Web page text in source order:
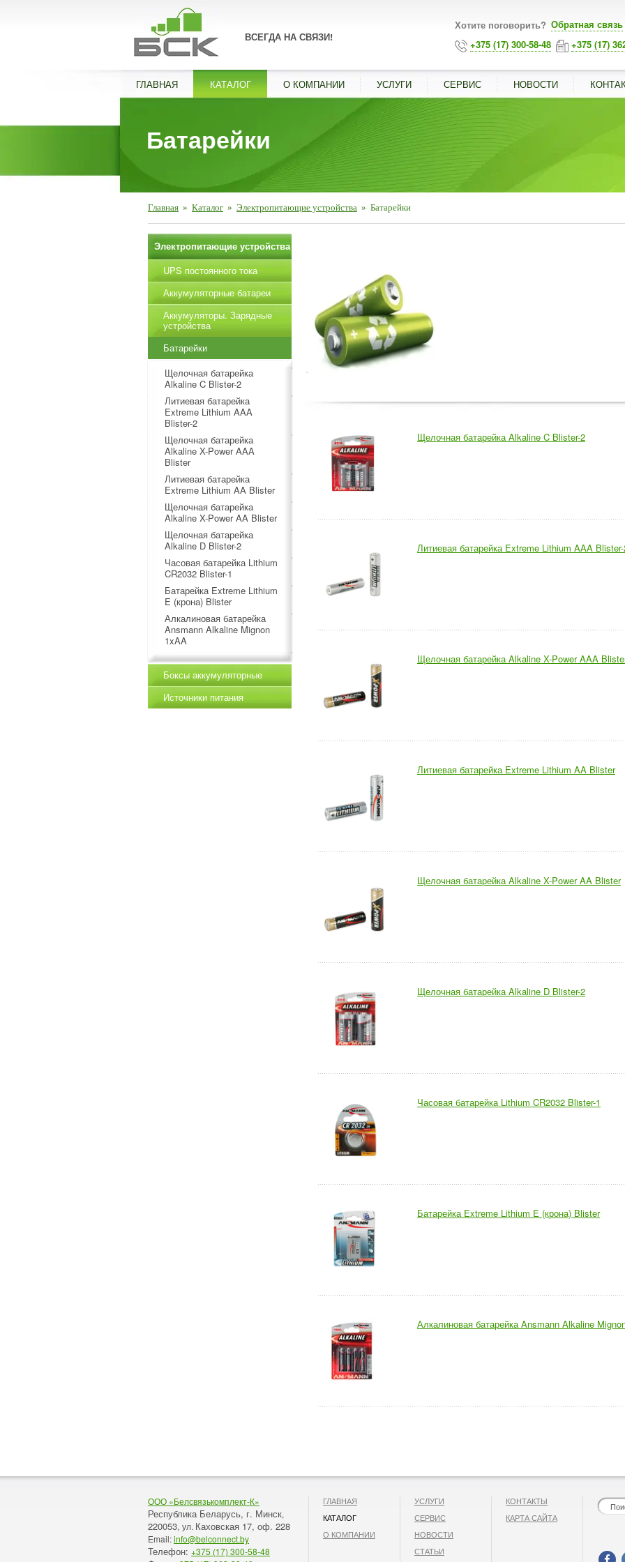
ВСЕГДА НА СВЯЗИ!
Хотите поговорить? Обратная связь
+375 (17) 300-58-48
+375 (17)
ГЛАВНАЯ КАТАЛОГ О КОМПАНИИ УСЛУГИ СЕРВИС НОВОСТИ
Батарейки
Главная » Каталог » Электропитающие устройства » Батарейки
Щелочная батарейка Alkaline C Blister-2
Литиевая батарейка Extreme Lithium AAA
Щелочная батарейка Alkaline X-Power AAA
Литиевая батарейка Extreme Lithium AA Blister
Щелочная батарейка Alkaline X-Power AA Blister
Щелочная батарейка Alkaline D Blister-2
Часовая батарейка Lithium CR2032 Blister-1
Батарейка Extreme Lithium E (крона) Blister
Алкалиновая батарейка Ansmann Alkaline
Электропитающие устройства
UPS постоянного тока
Аккумуляторные батареи
Аккумуляторы. Зарядные
устройства
Батарейки
Щелочная батарейка
Alkaline C Blister-2
Литиевая батарейка
Extreme Lithium AAA
Blister-2
Щелочная батарейка
Alkaline X-Power AAA
Blister
Литиевая батарейка
Extreme Lithium AA Blister
Щелочная батарейка
Alkaline X-Power AA Blister
Щелочная батарейка
Alkaline D Blister-2
Часовая батарейка Lithium
CR2032 Blister-1
Батарейка Extreme Lithium
E (крона) Blister
Алкалиновая батарейка
Ansmann Alkaline Mignon
1xAA
Боксы аккумуляторные
Источники питания
ООО «Белсвязькомплект-К»
Республика Беларусь, г. Минск,
220053, ул. Каховская 17, оф. 228
Email:info@belconnect.by
Телефон: +375 (17) 300-58-48
ГЛАВНАЯ
КАТАЛОГ
О КОМПАНИИ
УСЛУГИ
СЕРВИС
НОВОСТИ
СТАТЬИ
КОНТАКТЫ
КАРТА САЙТА